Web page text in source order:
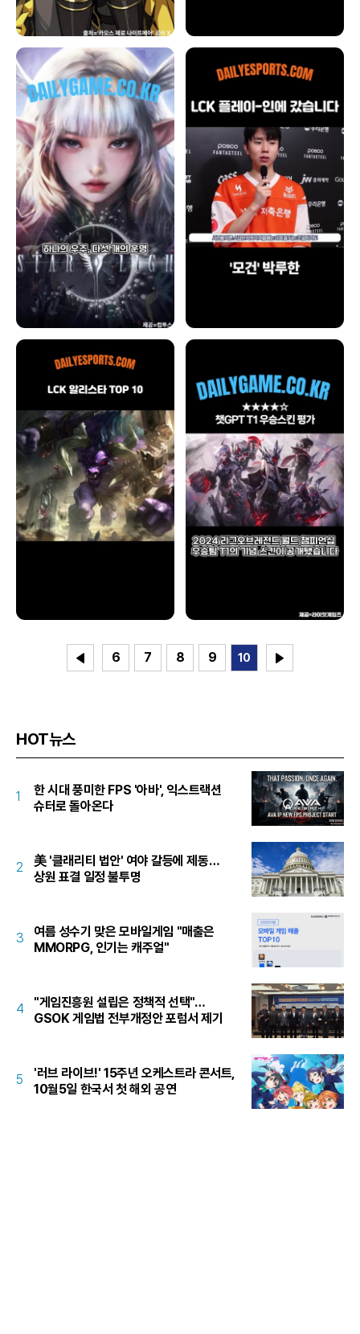
6 7 8 9 10
HOT뉴스
1
한 시대 풍미한 FPS '아바', 익스트랙션
슈터로 돌아온다
2
美 '클래리티 법안' 여야 갈등에 제동…
상원 표결 일정 불투명
3
여름 성수기 맞은 모바일게임 "매출은
MMORPG, 인기는 캐주얼"
4
"게임진흥원 설립은 정책적 선택"…
GSOK 게임법 전부개정안 포럼서 제기
5
'러브 라이브!' 15주년 오케스트라 콘서트,
10월5일 한국서 첫 해외 공연